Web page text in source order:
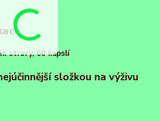
stravy, 60 kapslí
složkou na výživu